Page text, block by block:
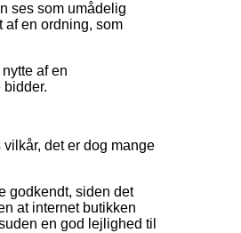
ses som umådelig
en ordning, som
af en
det er dog mange
godkendt, siden det
at internet butikken
en god lejlighed til